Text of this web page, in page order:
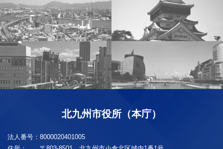
北九州市役所（本庁）
法人番号： 8000020401005